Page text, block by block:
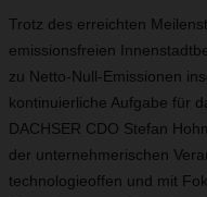
Trotz des erreichten
emissionsfreien
zu Netto-Null-Emissionen
kontinuierliche Aufgabe für
DACHSER CDO Stefan
der unternehmerischen
technologieoffen und mit